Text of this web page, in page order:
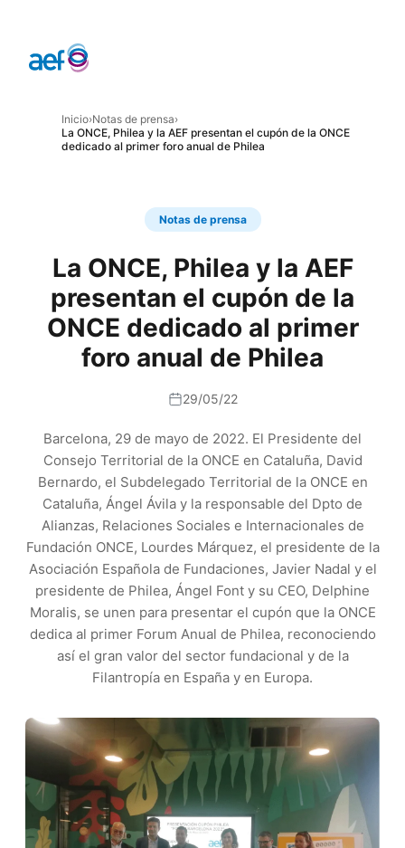
Inicio›Notas de prensa›
La ONCE, Philea y la AEF presentan el cupón de la ONCE
dedicado al primer foro anual de Philea
Notas de prensa
La ONCE, Philea y la AEF
presentan el cupón de la
ONCE dedicado al primer
foro anual de Philea
29/05/22
Barcelona, 29 de mayo de 2022. El Presidente del
Consejo Territorial de la ONCE en Cataluña, David
Bernardo, el Subdelegado Territorial de la ONCE en
Cataluña, Ángel Ávila y la responsable del Dpto de
Alianzas, Relaciones Sociales e Internacionales de
Fundación ONCE, Lourdes Márquez, el presidente de la
Asociación Española de Fundaciones, Javier Nadal y el
presidente de Philea, Ángel Font y su CEO, Delphine
Moralis, se unen para presentar el cupón que la ONCE
dedica al primer Forum Anual de Philea, reconociendo
así el gran valor del sector fundacional y de la
Filantropía en España y en Europa.